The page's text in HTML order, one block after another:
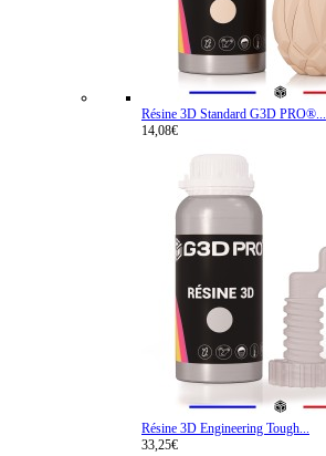
Résine 3D Standard G3D PRO®...
14,08€
Résine 3D Engineering Tough...
33,25€